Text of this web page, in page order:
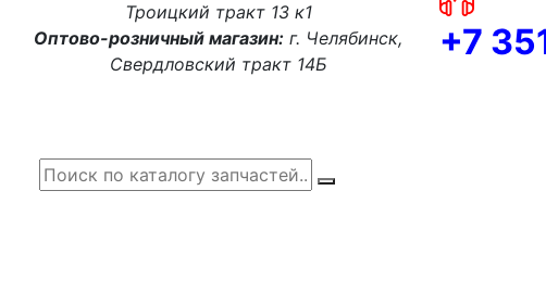
Троицкий тракт 13 к1
Оптово-розничный магазин: г. Челябинск,
Свердловский тракт 14Б
+7